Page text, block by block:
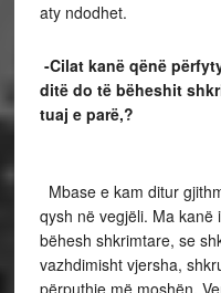
aty ndodhet.
-Cilat kanë qënë
ditë do të bëheshit
tuaj
Mbase e kam ditur
qysh në vegjëli. Ma kanë
bëhesh shkrimtare, se
vazhdimisht vjersha,
përputhje më moshën.